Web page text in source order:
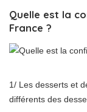
Quelle est la
France ?
1/ Les desserts et
différents des